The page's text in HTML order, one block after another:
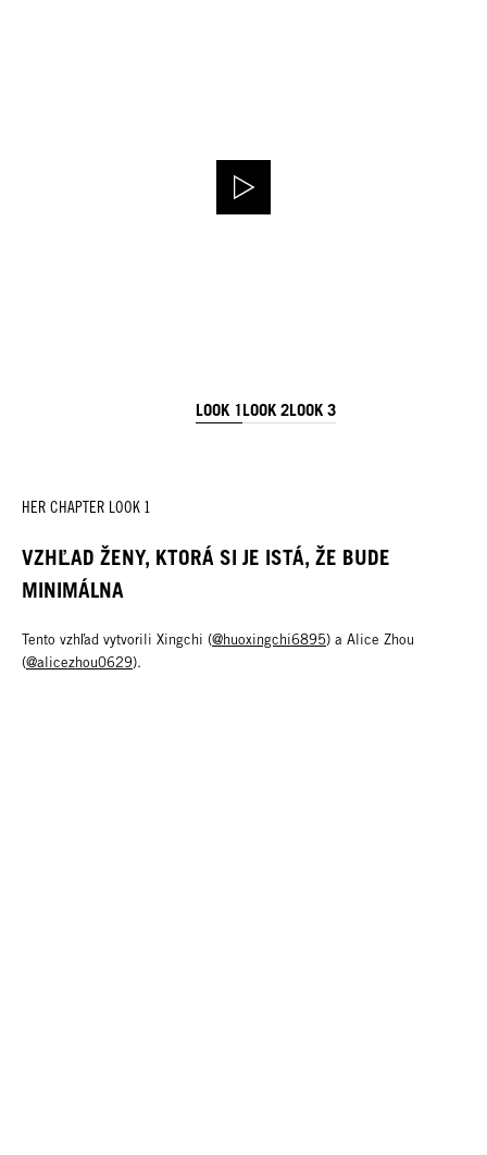
LOOK 1LOOK 2LOOK 3
HER CHAPTER LOOK 1
VZHĽAD ŽENY, KTORÁ SI JE ISTÁ, ŽE BUDE
MINIMÁLNA
Tento vzhľad vytvorili Xingchi (@huoxingchi6895) a Alice Zhou
(@alicezhou0629).